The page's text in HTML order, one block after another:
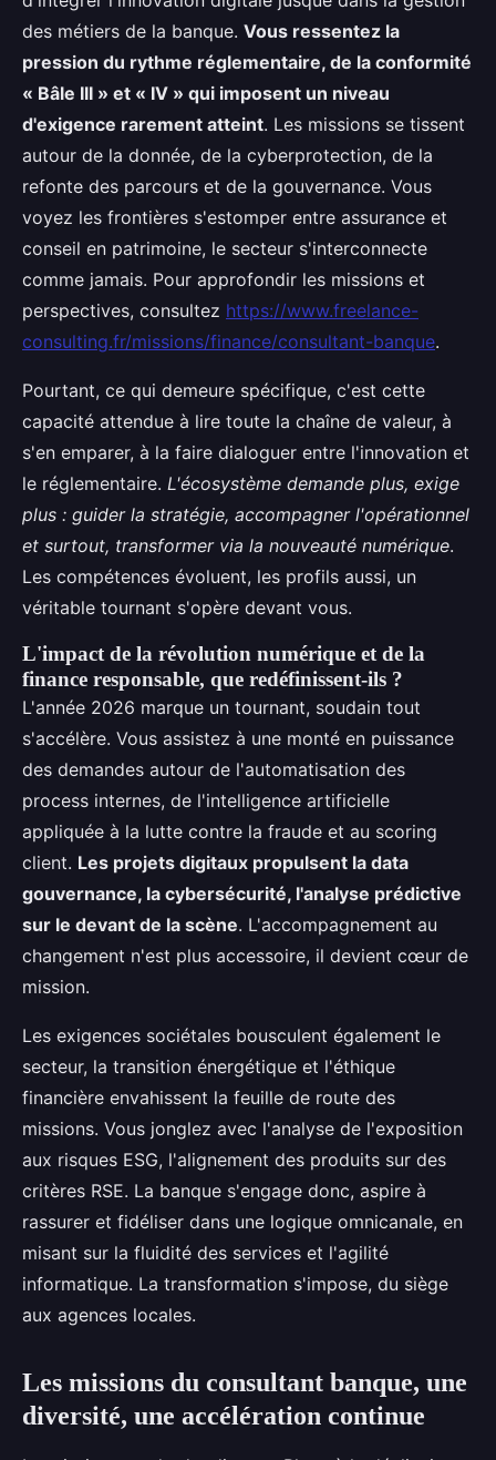
des métiers de la banque. Vous ressentez la
pression du rythme réglementaire, de la conformité
« Bâle III » et « IV » qui imposent un niveau
d'exigence rarement atteint. Les missions se tissent
autour de la donnée, de la cyberprotection, de la
refonte des parcours et de la gouvernance. Vous
voyez les frontières s'estomper entre assurance et
conseil en patrimoine, le secteur s'interconnecte
comme jamais. Pour approfondir les missions et
perspectives, consultez https://www.freelance-
consulting.fr/missions/finance/consultant-banque.
Pourtant, ce qui demeure spécifique, c'est cette
capacité attendue à lire toute la chaîne de valeur, à
s'en emparer, à la faire dialoguer entre l'innovation et
le réglementaire. L'écosystème demande plus, exige
plus : guider la stratégie, accompagner l'opérationnel
et surtout, transformer via la nouveauté numérique.
Les compétences évoluent, les profils aussi, un
véritable tournant s'opère devant vous.
L'impact de la révolution numérique et de la
finance responsable, que redéfinissent-ils ?
L'année 2026 marque un tournant, soudain tout
s'accélère. Vous assistez à une monté en puissance
des demandes autour de l'automatisation des
process internes, de l'intelligence artificielle
appliquée à la lutte contre la fraude et au scoring
client. Les projets digitaux propulsent la data
gouvernance, la cybersécurité, l'analyse prédictive
sur le devant de la scène. L'accompagnement au
changement n'est plus accessoire, il devient cœur de
mission.
Les exigences sociétales bousculent également le
secteur, la transition énergétique et l'éthique
financière envahissent la feuille de route des
missions. Vous jonglez avec l'analyse de l'exposition
aux risques ESG, l'alignement des produits sur des
critères RSE. La banque s'engage donc, aspire à
rassurer et fidéliser dans une logique omnicanale, en
misant sur la fluidité des services et l'agilité
informatique. La transformation s'impose, du siège
aux agences locales.
Les missions du consultant banque, une
diversité, une accélération continue